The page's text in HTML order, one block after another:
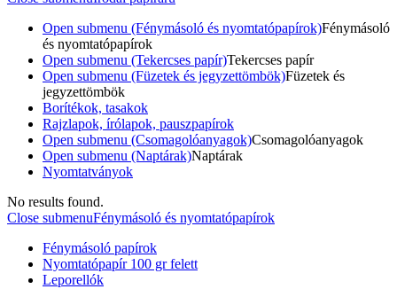
Open submenu (Fénymásoló és nyomtatópapírok)Fénymásoló
és nyomtatópapírok
Open submenu (Tekercses papír)Tekercses papír
Open submenu (Füzetek és jegyzettömbök)Füzetek és
jegyzettömbök
Borítékok, tasakok
Rajzlapok, írólapok, pauszpapírok
Open submenu (Csomagolóanyagok)Csomagolóanyagok
Open submenu (Naptárak)Naptárak
Nyomtatványok
No results found.
Close submenuFénymásoló és nyomtatópapírok
Fénymásoló papírok
Nyomtatópapír 100 gr felett
Leporellók